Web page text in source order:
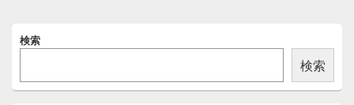
イ
イ
検索
検索